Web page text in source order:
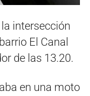
intersección
El Canal
de las 13.20.
en una moto